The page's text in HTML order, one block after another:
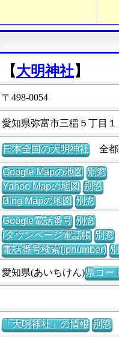
【大明神社】
〒498-0054
愛知県弥富市三稲５丁目
日本全国の大明神社全都
Google Mapの地図 別窓
Yahoo Mapの地図 別窓
Bing Mapの地図 別窓
Google電話番号 別窓
iタウンページ電話帳 別窓
電話番号検索(jpnumber)
愛知県(あいちけん)県コー
「大明神社」の情報 別窓